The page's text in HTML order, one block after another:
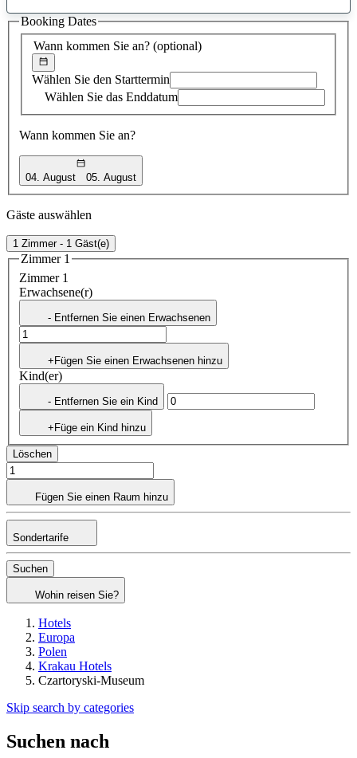
gefundener
Vorschlag
Wann kommen Sie an? (optional)
Wählen Sie den Starttermin
Wählen Sie das Enddatum
Wann kommen Sie an?
04. August 05. August
Booking Dates
Gäste auswählen
1 Zimmer - 1 Gäst(e)
Zimmer 1
Zimmer 1
Erwachsene(r)
- Entfernen Sie einen Erwachsenen
+Fügen Sie einen Erwachsenen hinzu
Kind(er)
- Entfernen Sie ein Kind
+Füge ein Kind hinzu
Löschen
Fügen Sie einen Raum hinzu
Sondertarife
Suchen
Wohin reisen Sie?
Hotels
Europa
Polen
Krakau Hotels
Czartoryski-Museum
Skip search by categories
Suchen nach